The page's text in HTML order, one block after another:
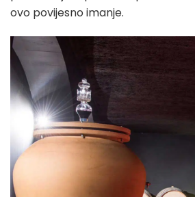
ovo povijesno imanje.